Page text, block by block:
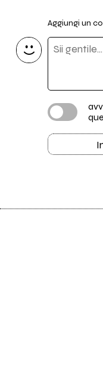
Aggiungi un